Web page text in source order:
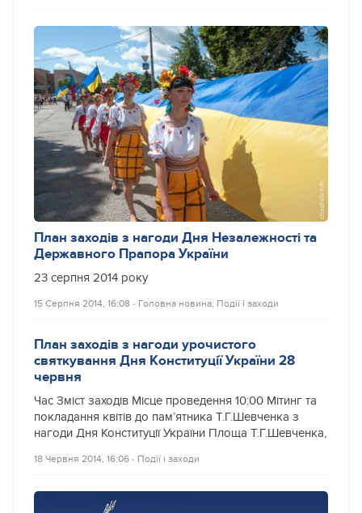
План заходів з нагоди Дня Незалежності та
Державного Прапора України
23 серпня 2014 року
15 Серпня 2014, 16:08 ‐ Головна новина Події і заходи
План заходів з нагоди урочистого
святкування Дня Конституції України 28
червня
Час Зміст заходів Місце проведення 10:00 Мітинг та
покладання квітів до пам’ятника Т.Г.Шевченка з
нагоди Дня Конституції України Площа Т.Г.Шевченка,
18 Червня 2014, 16:06 ‐ Події і заходи